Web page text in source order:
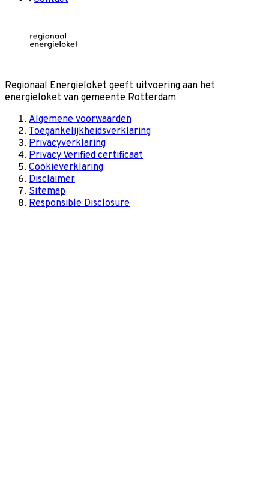
Regionaal Energieloket geeft uitvoering aan het
energieloket van gemeente Rotterdam
Algemene voorwaarden
Toegankelijkheidsverklaring
Privacyverklaring
Privacy Verified certificaat
Cookieverklaring
Disclaimer
Sitemap
Responsible Disclosure